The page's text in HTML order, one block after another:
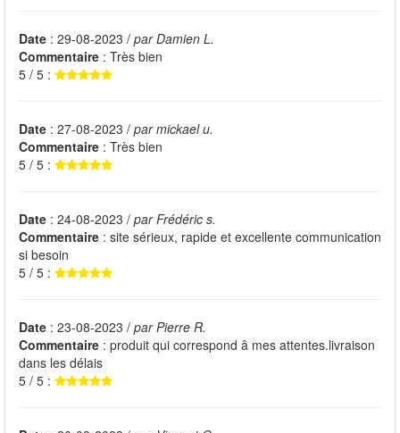
Date : 29-08-2023 / par Damien L.
Commentaire : Très bien
5 / 5 :
Date : 27-08-2023 / par mickael u.
Commentaire : Très bien
5 / 5 :
Date : 24-08-2023 / par Frédéric s.
Commentaire : site sérieux, rapide et excellente communication
si besoin
5 / 5 :
Date : 23-08-2023 / par Pierre R.
Commentaire : produit qui correspond â mes attentes.livraison
dans les délais
5 / 5 :